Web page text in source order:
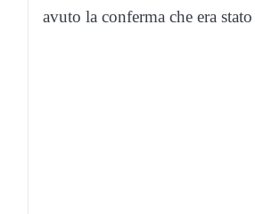
avuto la conferma che era